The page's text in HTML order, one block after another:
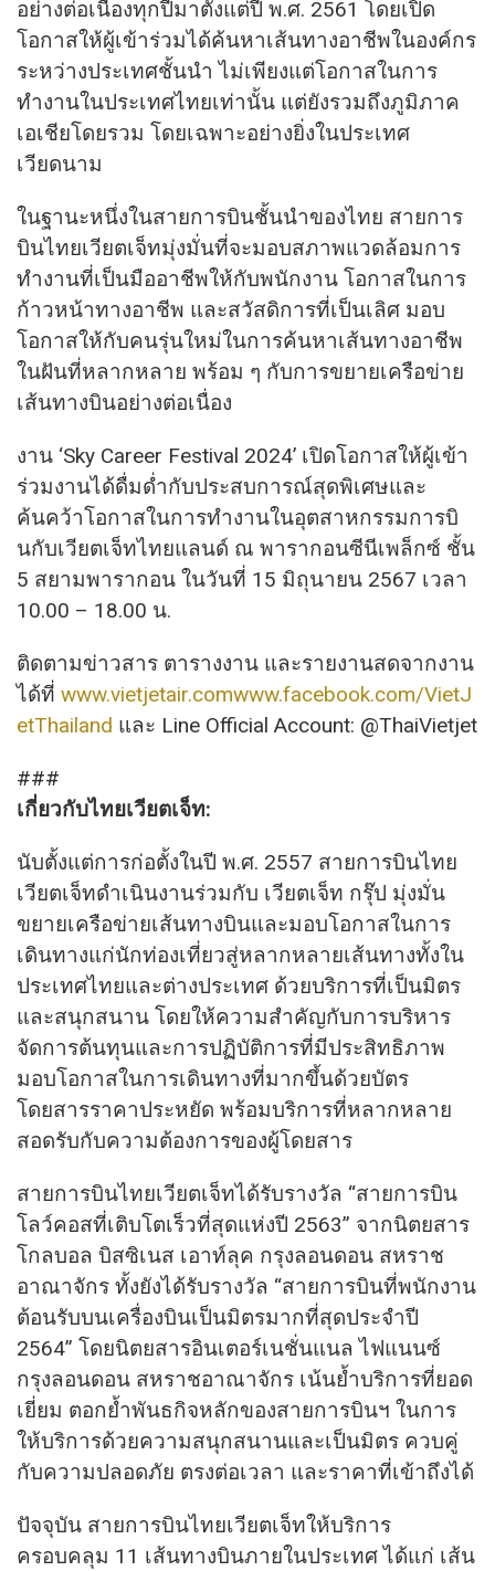
อย่างต่อเนื่องทุกปีมาตั้งแต่ปี พ.ศ. 2561 โดยเปิด
โอกาสให้ผู้เข้าร่วมได้ค้นหาเส้นทางอาชีพในองค์กร
ระหว่างประเทศชั้นนำ ไม่เพียงแต่โอกาสในการ
ทำงานในประเทศไทยเท่านั้น แต่ยังรวมถึงภูมิภาค
เอเชียโดยรวม โดยเฉพาะอย่างยิ่งในประเทศ
เวียดนาม
ในฐานะหนึ่งในสายการบินชั้นนำของไทย สายการ
บินไทยเวียตเจ็ทมุ่งมั่นที่จะมอบสภาพแวดล้อมการ
ทำงานที่เป็นมืออาชีพให้กับพนักงาน โอกาสในการ
ก้าวหน้าทางอาชีพ และสวัสดิการที่เป็นเลิศ มอบ
โอกาสให้กับคนรุ่นใหม่ในการค้นหาเส้นทางอาชีพ
ในฝันที่หลากหลาย พร้อม ๆ กับการขยายเครือข่าย
เส้นทางบินอย่างต่อเนื่อง
งาน ‘Sky Career Festival 2024’ เปิดโอกาสให้ผู้เข้า
ร่วมงานได้ดื่มด่ำกับประสบการณ์สุดพิเศษและ
ค้นคว้าโอกาสในการทำงานในอุตสาหกรรมการบิ
นกับเวียตเจ็ทไทยแลนด์ ณ พารากอนซีนีเพล็กซ์ ชั้น
5 สยามพารากอน ในวันที่ 15 มิถุนายน 2567 เวลา
10.00 – 18.00 น.
ติดตามข่าวสาร ตารางงาน และรายงานสดจากงาน
ได้ที่ www.vietjetair.comwww.facebook.com/VietJ
etThailand และ Line Official Account: @ThaiVietjet
###
เกี่ยวกับไทยเวียตเจ็ท:
นับตั้งแต่การก่อตั้งในปี พ.ศ. 2557 สายการบินไทย
เวียตเจ็ทดำเนินงานร่วมกับ เวียตเจ็ท กรุ๊ป มุ่งมั่น
ขยายเครือข่ายเส้นทางบินและมอบโอกาสในการ
เดินทางแก่นักท่องเที่ยวสู่หลากหลายเส้นทางทั้งใน
ประเทศไทยและต่างประเทศ ด้วยบริการที่เป็นมิตร
และสนุกสนาน โดยให้ความสำคัญกับการบริหาร
จัดการต้นทุนและการปฏิบัติการที่มีประสิทธิภาพ
มอบโอกาสในการเดินทางที่มากขึ้นด้วยบัตร
โดยสารราคาประหยัด พร้อมบริการที่หลากหลาย
สอดรับกับความต้องการของผู้โดยสาร
สายการบินไทยเวียตเจ็ทได้รับรางวัล “สายการบิน
โลว์คอสที่เติบโตเร็วที่สุดแห่งปี 2563” จากนิตยสาร
โกลบอล บิสซิเนส เอาท์ลุค กรุงลอนดอน สหราช
อาณาจักร ทั้งยังได้รับรางวัล “สายการบินที่พนักงาน
ต้อนรับบนเครื่องบินเป็นมิตรมากที่สุดประจำปี
2564” โดยนิตยสารอินเตอร์เนชั่นแนล ไฟแนนซ์
กรุงลอนดอน สหราชอาณาจักร เน้นย้ำบริการที่ยอด
เยี่ยม ตอกย้ำพันธกิจหลักของสายการบินฯ ในการ
ให้บริการด้วยความสนุกสนานและเป็นมิตร ควบคู่
กับความปลอดภัย ตรงต่อเวลา และราคาที่เข้าถึงได้
ปัจจุบัน สายการบินไทยเวียตเจ็ทให้บริการ
ครอบคลุม 11 เส้นทางบินภายในประเทศ ได้แก่ เส้น